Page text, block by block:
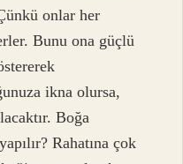
onlar her
Bunu ona güçlü
ikna olursa,
Boğa
Rahatına çok